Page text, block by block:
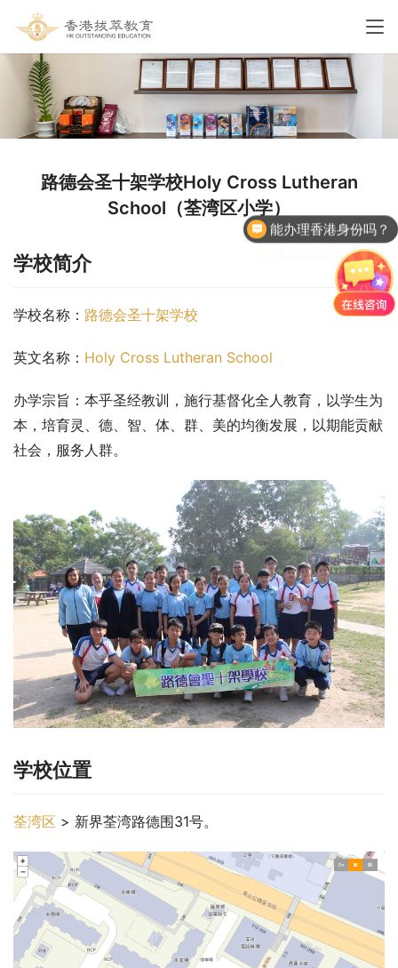
路德会圣十架学校Holy Cross Lutheran
School（荃湾区小学）
学校简介
学校名称： 路德会圣十架学校
英文名称： Holy Cross Lutheran School
办学宗旨：本乎圣经教训，施行基督化全人教育，以学生为
本，培育灵、德、智、体、群、美的均衡发展，以期能贡献
社会，服务人群。
学校位置
荃湾区 > 新界荃湾路德围31号。
能办理香港身份吗？
香港国际学校申请